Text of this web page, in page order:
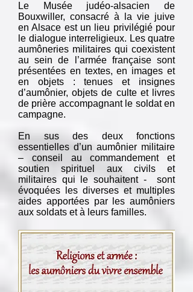
Le Musée judéo-alsacien de
Bouxwiller, consacré à la vie juive
en Alsace est un lieu privilégié pour
le dialogue interreligieux. Les quatre
aumôneries militaires qui coexistent
au sein de l’armée française sont
présentées en textes, en images et
en objets : tenues et insignes
d’aumônier, objets de culte et livres
de prière accompagnant le soldat en
campagne.
En sus des deux fonctions
essentielles d’un aumônier militaire
– conseil au commandement et
soutien spirituel aux civils et
militaires qui le souhaitent - sont
évoquées les diverses et multiples
aides apportées par les aumôniers
aux soldats et à leurs familles.